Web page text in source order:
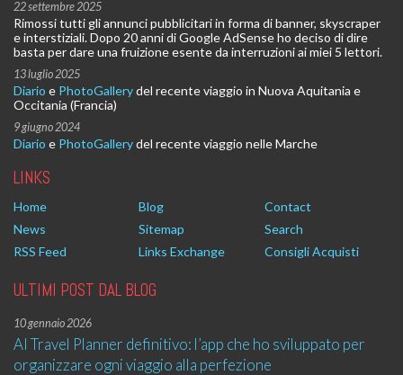
22 settembre 2025
Rimossi tutti gli annunci pubblicitari in forma di banner, skyscraper
e interstiziali. Dopo 20 anni di Google AdSense ho deciso di dire
basta per dare una fruizione esente da interruzioni ai miei 5 lettori.
13 luglio 2025
Diario e PhotoGallerydel recente viaggio in Nuova Aquitania e
Occitania (Francia)
9 giugno 2024
Diario e PhotoGallerydel recente viaggio nelle Marche
LINKS
Home Blog
Contact
News
Sitemap
Search
RSS Feed
Links Exchange Consigli Acquisti
ULTIMI POST DAL BLOG
10 gennaio 2026
AI Travel Planner definitivo: l’app che ho sviluppato per
organizzare ogni viaggio alla perfezione